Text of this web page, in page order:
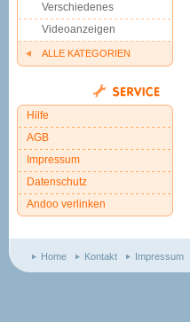
Verschiedenes
Videoanzeigen
ALLE KATEGORIEN
Hilfe
AGB
Impressum
Datenschutz
Andoo verlinken
Home Kontakt Impressum